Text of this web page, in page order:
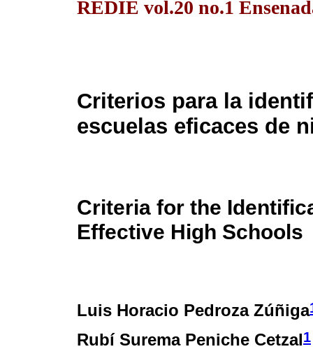
REDIE vol.20 no.1
Criterios para la
escuelas eficaces de
Criteria for the
Effective High Schools
Luis Horacio Pedroza Zúñiga
Rubí Surema Peniche Cetzal1